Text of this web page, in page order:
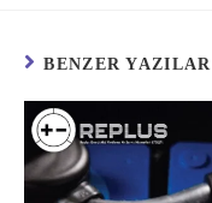
BENZER YAZILAR